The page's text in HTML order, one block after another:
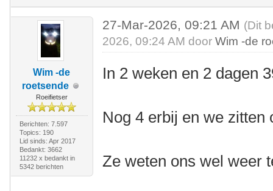
Wim -de
roetsende
Roeifietser
Berichten: 7.597
Topics: 190
Lid sinds: Apr 2017
Bedankt: 3662
11232 x bedankt in
5342 berichten
27-Mar-2026, 09:21 AM (Dit
2026, 09:24 AM doorWim -de
In 2 weken en 2 dagen
Nog 4 erbij en we zitten
Ze weten ons wel weer